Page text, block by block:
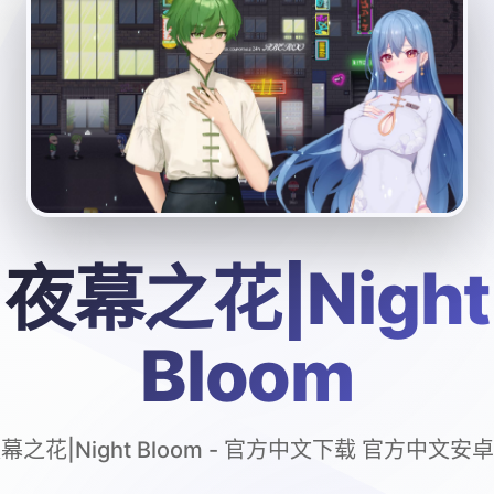
夜幕之花|Night
Bloom
之花|Night Bloom - 官方中文下载 官方中文安